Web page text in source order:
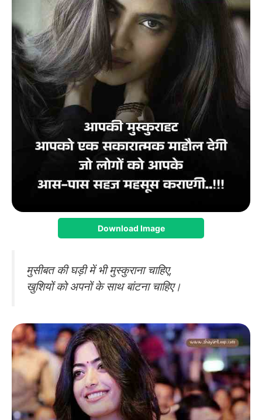
Download Image
मुसीबत की घड़ी में भी मुस्कुराना चाहिए,
खुशियों को अपनों के साथ बांटना चाहिए।